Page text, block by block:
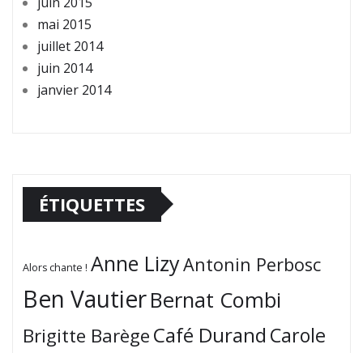
mai 2015
juillet 2014
juin 2014
janvier 2014
ÉTIQUETTES
Alors chante ! Anne LizyAntonin Perbosc
Ben VautierBernat Combi
Brigitte BarègeCafé Durand Carole